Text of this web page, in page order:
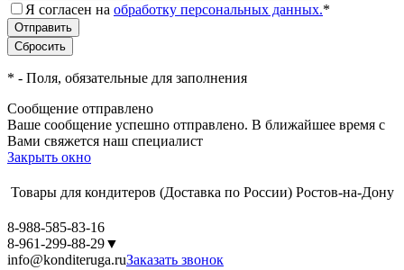
Я согласен на обработку персональных данных.*
* - Поля, обязательные для заполнения
Сообщение отправлено
Ваше сообщение успешно отправлено. В ближайшее время с
Вами свяжется наш специалист
Закрыть окно
Товары для кондитеров (Доставка по России) Ростов-на-Дону
8-988-585-83-16
8-961-299-88-29▼
info@konditeruga.ruЗаказать звонок